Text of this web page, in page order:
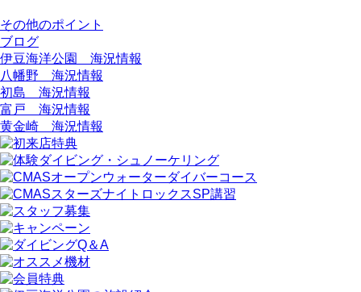
その他のポイント
ブログ
伊豆海洋公園 海況情報
八幡野 海況情報
初島 海況情報
富戸 海況情報
黄金崎 海況情報